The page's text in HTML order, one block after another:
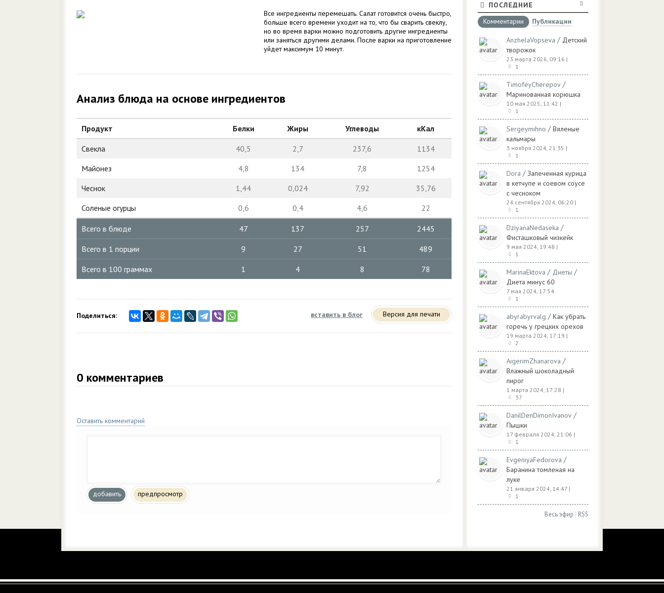
Все ингредиенты перемешать. Салат готовится очень быстро,
больше всего времени уходит на то, что бы сварить свеклу,
но во время варки можно подготовить другие ингредиенты
или заняться другими делами. После варки на приготовление
уйдет максимум 10 минут.
Анализ блюда на основе ингредиентов
Продукт Белки Жиры Углеводы кКал
Свекла 40,5 2,7 237,6
1134
Майонез
4,8 134 7,8
1254
Чеснок
1,44 0,024 7,92
35,76
Соленые огурцы
0,6 0,4 4,6 22
Всего в блюде 47 137 257 2445
Всего в 1 порции 9 27 51 489
Всего в 100 граммах 1 4 8 78
Поделиться: вставить в блог Версия для печати
0 комментариев
Оставить комментарий
добавить предпросмотр
ПОСЛЕДНИЕ
Комментарии
Публикации
AnzhelaVopseva / Детский
творожок
23 марта 2026, 09:16 |
1
TimofeyCherepov /
Маринованная корюшка
10 мая 2025, 11:42 |
1
Sergeymihno / Вяленые
кальмары
3 ноября 2024, 21:35 |
1
Dora / Запеченная курица
в кетчупе и соевом соусе
с чесноком
24 сентября 2024, 06:20 |
1
DziyanaNedaseka /
Фисташковый чизкейк
9 мая 2024, 19:48 |
1
MarinaEktova / Диеты /
Диета минус 60
7 мая 2024, 17:54
1
abyrabyrvalg / Как убрать
горечь у грецких орехов
19 марта 2024, 17:19 |
2
AigerimZhanarova /
Влажный шоколадный
пирог
1 марта 2024, 17:28 |
37
DanilDenDimonIvanov /
Пышки
17 февраля 2024, 21:06 |
1
EvgeniyaFedorova /
Баранина томленая на
луке
21 января 2024, 14:47 |
1
Весь эфир | RSS